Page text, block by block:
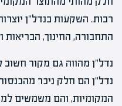
רבות. השקעות בנדל"ן
התחבורה, החינוך, הבריאות
נדל"ן מהווה גם מקור
נדל"ן הם חלק ניכר
המקומיות, והם משמשים